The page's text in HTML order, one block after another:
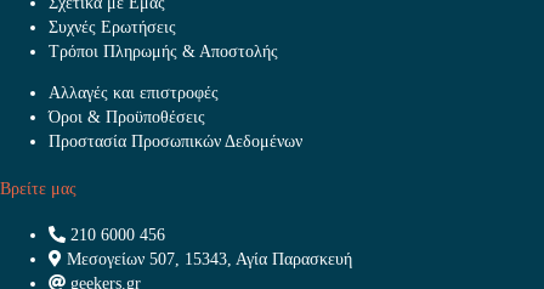
Συχνές Ερωτήσεις
Τρόποι Πληρωμής & Αποστολής
Αλλαγές και επιστροφές
Όροι & Προϋποθέσεις
Προστασία Προσωπικών Δεδομένων
Βρείτε μας
210 6000 456
Μεσογείων 507, 15343, Αγία Παρασκευή
geekers.gr